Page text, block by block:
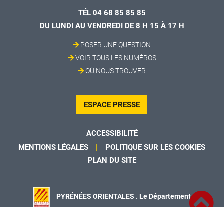
TÉL 04 68 85 85 85
DU LUNDI AU VENDREDI DE 8 H 15 À 17 H
POSER UNE QUESTION
VOIR TOUS LES NUMÉROS
OÙ NOUS TROUVER
ESPACE PRESSE
ACCESSIBILITÉ
MENTIONS LÉGALES
POLITIQUE SUR LES COOKIES
PLAN DU SITE
PYRÉNÉES ORIENTALES . Le Département